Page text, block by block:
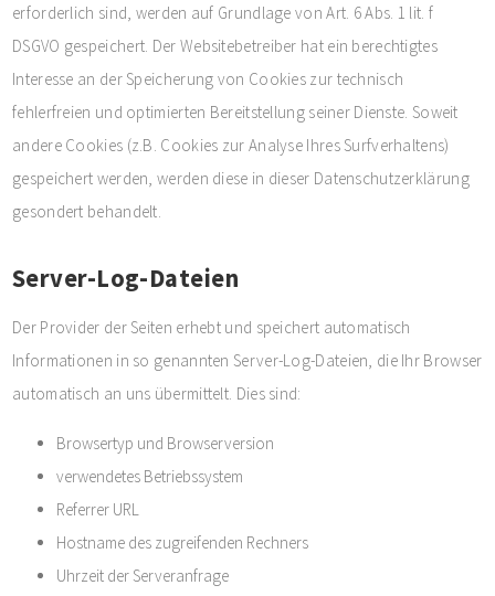
erforderlich sind, werden auf Grundlage von Art. 6 Abs. 1 lit. f
DSGVO gespeichert. Der Websitebetreiber hat ein berechtigtes
Interesse an der Speicherung von Cookies zur technisch
fehlerfreien und optimierten Bereitstellung seiner Dienste. Soweit
andere Cookies (z.B. Cookies zur Analyse Ihres Surfverhaltens)
gespeichert werden, werden diese in dieser Datenschutzerklärung
gesondert behandelt.
Server-Log-Dateien
Der Provider der Seiten erhebt und speichert automatisch
Informationen in so genannten Server-Log-Dateien, die Ihr Browser
automatisch an uns übermittelt. Dies sind:
Browsertyp und Browserversion
verwendetes Betriebssystem
Referrer URL
Hostname des zugreifenden Rechners
Uhrzeit der Serveranfrage